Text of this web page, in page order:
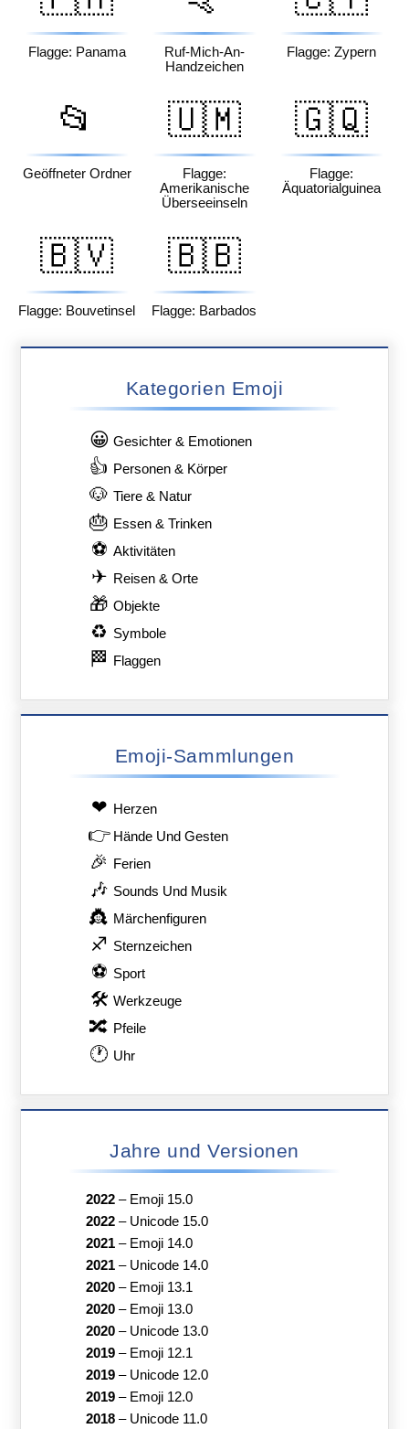
Flagge: Panama
Ruf-Mich-An-
Handzeichen
Flagge: Zypern
📂
Geöffneter Ordner
🇺🇲
Flagge:
Amerikanische
Überseeinseln
🇬🇶
Flagge:
Äquatorialguinea
🇧🇻
Flagge: Bouvetinsel
🇧🇧
Flagge: Barbados
Kategorien Emoji
😀 Gesichter & Emotionen
👍 Personen & Körper
🐶 Tiere & Natur
🎂 Essen & Trinken
⚽ Aktivitäten
✈ Reisen & Orte
🎁 Objekte
♻ Symbole
🏁 Flaggen
Emoji-Sammlungen
❤ Herzen
👉 Hände Und Gesten
🎉 Ferien
🎶 Sounds Und Musik
👸 Märchenfiguren
♐ Sternzeichen
⚽ Sport
🛠 Werkzeuge
🔀 Pfeile
🕐 Uhr
Jahre und Versionen
2022– Emoji 15.0
2022– Unicode 15.0
2021– Emoji 14.0
2021– Unicode 14.0
2020– Emoji 13.1
2020– Emoji 13.0
2020– Unicode 13.0
2019– Emoji 12.1
2019– Unicode 12.0
2019– Emoji 12.0
2018– Unicode 11.0